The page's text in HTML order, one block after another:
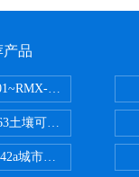
产品
A002丙烯酸涂
土壤可交换酸度分析标
城市污水处理污泥中